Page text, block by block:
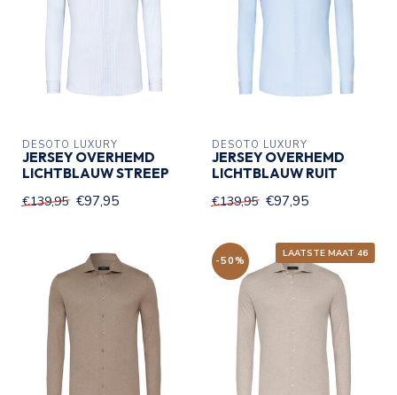
DESOTO LUXURY
JERSEY OVERHEMD
LICHTBLAUW STREEP
€139,95 €97,95
DESOTO LUXURY
JERSEY OVERHEMD
LICHTBLAUW RUIT
€139,95 €97,95
LAATSTE MAAT 46
-50%